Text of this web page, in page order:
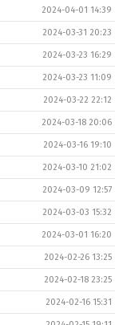
2024-04-01 14:39
2024-03-31 20:23
2024-03-23 16:29
2024-03-23 11:09
2024-03-22 22:12
2024-03-18 20:06
2024-03-16 19:10
2024-03-10 21:02
2024-03-09 12:57
2024-03-03 15:32
2024-03-01 16:20
2024-02-26 13:25
2024-02-18 23:25
2024-02-16 15:31